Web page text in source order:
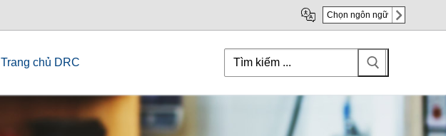
Chọn ngôn ngữ
Trang chủ DRC
Search
for: